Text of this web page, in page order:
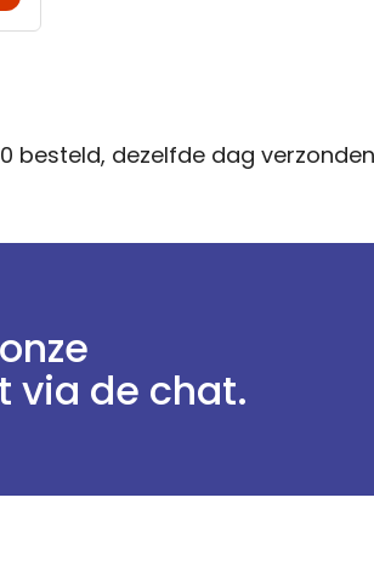
besteld, dezelfde dag verzonden
via de chat.